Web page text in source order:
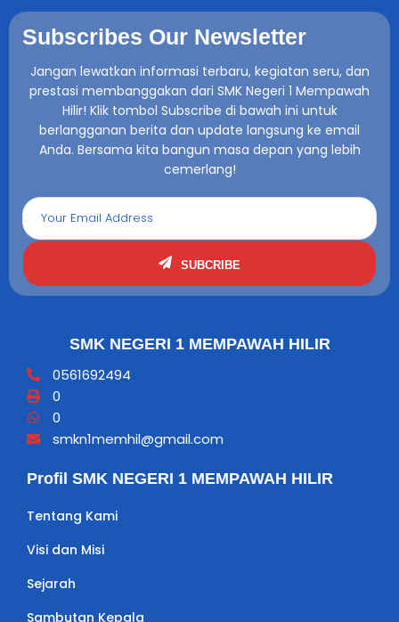
Subscribes Our Newsletter
Jangan lewatkan informasi terbaru, kegiatan seru, dan
prestasi membanggakan dari SMK Negeri 1 Mempawah
Hilir! Klik tombol Subscribe di bawah ini untuk
berlangganan berita dan update langsung ke email
Anda. Bersama kita bangun masa depan yang lebih
cemerlang!
SUBCRIBE
SMK NEGERI 1 MEMPAWAH HILIR
0561692494
0
0
smkn1memhil@gmail.com
Profil SMK NEGERI 1 MEMPAWAH HILIR
Tentang Kami
Visi dan Misi
Sejarah
Sambutan Kepala